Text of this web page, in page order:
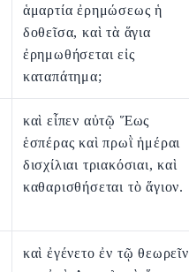
ἁμαρτία ἐρημώσεως ἡ
δοθεῖσα, καὶ τὰ ἅγια
ἐρημωθήσεται εἰς
καταπάτημα;
καὶ εἶπεν αὐτῷ Ἕως
ἑσπέρας καὶ πρωῒ ἡμέραι
δισχίλιαι τριακόσιαι, καὶ
καθαρισθήσεται τὸ ἅγιον.
καὶ ἐγένετο ἐν τῷ θεωρεῖν